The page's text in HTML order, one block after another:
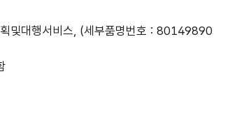
및대행서비스, (세부품명번호 : 80149890